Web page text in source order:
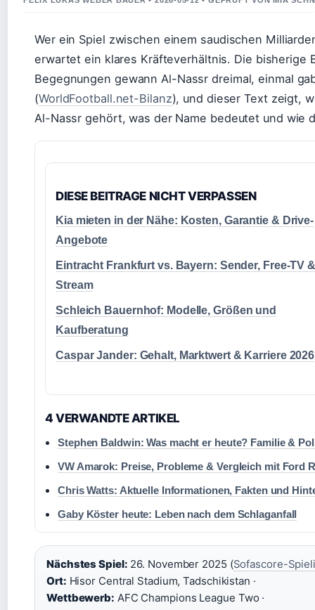
Wer ein Spiel zwischen einem saudischen
erwartet ein klares Kräfteverhältnis. Die bisherige
Begegnungen gewann Al-Nassr dreimal, einmal
(WorldFootball.net-Bilanz), und dieser Text zeigt,
Al-Nassr gehört, was der Name bedeutet und wie
DIESE BEITRAGE NICHT VERPASSEN
Kia mieten in der Nähe: Kosten, Garantie & Drive-
Angebote
Eintracht Frankfurt vs. Bayern: Sender, Free-TV
Stream
Schleich Bauernhof: Modelle, Größen und
Kaufberatung
Caspar Jander: Gehalt, Marktwert & Karriere 2026
4 VERWANDTE ARTIKEL
Stephen Baldwin: Was macht er heute? Familie &
VW Amarok: Preise, Probleme & Vergleich mit Ford
Chris Watts: Aktuelle Informationen, Fakten und
Gaby Köster heute: Leben nach dem Schlaganfall
Nächstes Spiel: 26. November 2025 (Sofascore-
Ort: Hisor Central Stadium, Tadschikistan ·
Wettbewerb: AFC Champions League Two ·